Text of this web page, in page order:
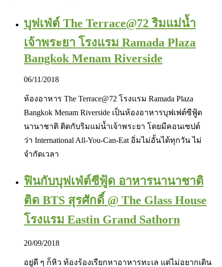
บุฟเฟ่ต์ The Terrace@72 ริมแม่น้ำ
เจ้าพระยา โรงแรม Ramada Plaza
Bangkok Menam Riverside
06/11/2018
ห้องอาหาร The Terrace@72 โรงแรม Ramada Plaza
Bangkok Menam Riverside เป็นห้องอาหารบุฟเฟต์ซีฟู้ด
นานาชาติ ติดกับริมแม่น้ำเจ้าพระยา โดยมีคอนเซปต์
ว่า International All-You-Can-Eat อิ่มไม่อั้นได้ทุกวัน ไม่
จำกัดเวลา
ฟินกับบุฟเฟ่ต์ซีฟู้ด อาหารนานาชาติ
ติด BTS สุรศักดิ์ @ The Glass House
โรงแรม Eastin Grand Sathorn
20/09/2018
อยู่ดี ๆ ก็หิว ท้องร้องเรียกหาอาหารทะเล แต่ไม่อยากเดิน